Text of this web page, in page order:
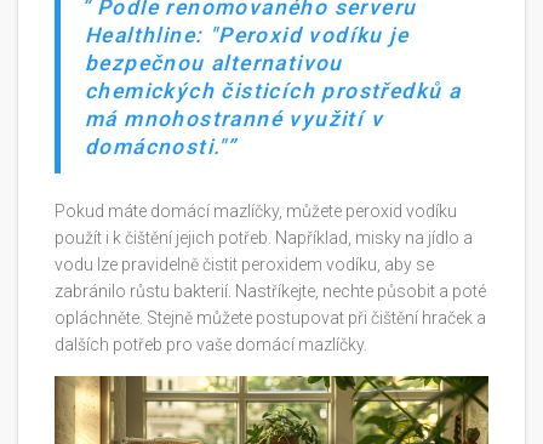
Podle renomovaného serveru
Healthline: "Peroxid vodíku je
bezpečnou alternativou
chemických čisticích prostředků a
má mnohostranné využití v
domácnosti."
Pokud máte domácí mazlíčky, můžete peroxid vodíku
použít i k čištění jejich potřeb. Například, misky na jídlo a
vodu lze pravidelně čistit peroxidem vodíku, aby se
zabránilo růstu bakterií. Nastříkejte, nechte působit a poté
opláchněte. Stejně můžete postupovat při čištění hraček a
dalších potřeb pro vaše domácí mazlíčky.